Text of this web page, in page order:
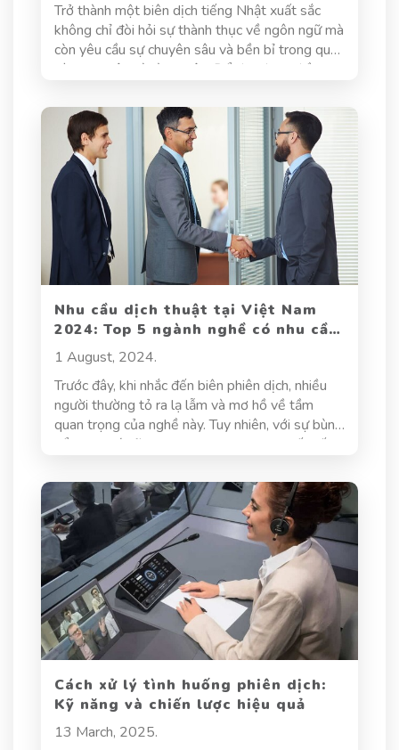
Trở thành một biên dịch tiếng Nhật xuất sắc
không chỉ đòi hỏi sự thành thục về ngôn ngữ mà
còn yêu cầu sự chuyên sâu và bền bỉ trong quá
trình học tập và rèn luyện. Để đạt được điều
Nhật đòi hỏi bạn phải có một chiến lược rõ ràng
và hiệu quả.
Nhu cầu dịch thuật tại Việt Nam
2024: Top 5 ngành nghề có nhu cầu
dịch thuật cao hiện nay
1 August, 2024.
Trước đây, khi nhắc đến biên phiên dịch, nhiều
người thường tỏ ra lạ lẫm và mơ hồ về tầm
quan trọng của nghề này. Tuy nhiên, với sự bùng
nổ trong các lĩnh vực như thương mại quốc tế,
tăng mạnh mẽ trong nhu cầu dịch thuật. Để đáp
ứng các yêu cầu ngày càng đa dạng và phức
tạp, ngành dịch thuật tại Việt Nam đã trải qua
những biến đổi đáng kể trong những năm gần
đây. Bài viết này bàn về sự thay đổi của nhu cầu
dịch thuật của Việt Nam trong năm 2024, đồng
thời phân tích top 5 ngành nghề có nhu cầu dịch
thuật cao nhất trong bối cảnh hội nhập kinh tế
quốc tế.
Cách xử lý tình huống phiên dịch:
Kỹ năng và chiến lược hiệu quả
13 March, 2025.